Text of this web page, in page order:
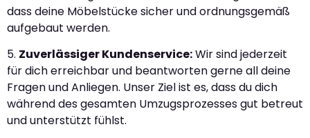
dass deine Möbelstücke sicher und ordnungsgemäß
aufgebaut werden.
5. Zuverlässiger Kundenservice:Wir sind jederzeit
für dich erreichbar und beantworten gerne all deine
Fragen und Anliegen. Unser Ziel ist es, dass du dich
während des gesamten Umzugsprozesses gut betreut
und unterstützt fühlst.